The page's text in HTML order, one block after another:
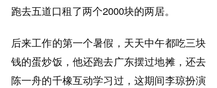
跑去五道口租了两个2000块的两居。
后来工作的第一个暑假，天天中午都吃三块
钱的蛋炒饭，他还跑去广东摆过地摊，还去
陈一舟的千橡互动学习过，这期间李琼扮演